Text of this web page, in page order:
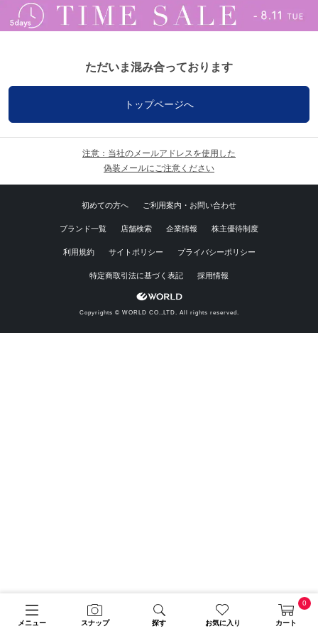
メニュー スナップ 探す お気に入り カート
0
ただいま混み合っております
トップページへ
注意：当社のメールアドレスを使用した
偽装メールにご注意ください
初めての方へ ご利用案内・お問い合わせ
ブランド一覧 店舗検索 企業情報 株主優待制度
利用規約 サイトポリシー プライバシーポリシー
特定商取引法に基づく表記 採用情報
Copyrights © WORLD CO.,LTD. All rights reserved.